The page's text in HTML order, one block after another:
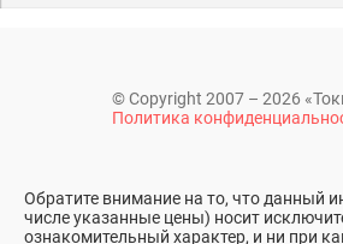
© Copyright 2007 – 2026
Политика
Обратите внимание на то, что данный
числе указанные цены) носит
ознакомительный характер, и ни при